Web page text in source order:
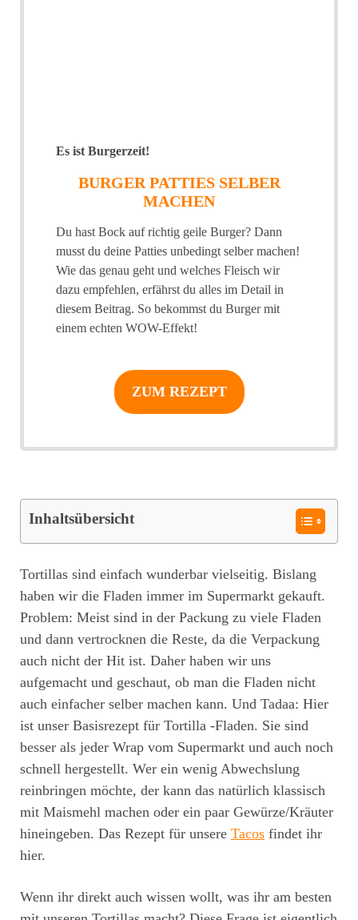
Es ist Burgerzeit!
BURGER PATTIES SELBER
MACHEN
Du hast Bock auf richtig geile Burger? Dann
musst du deine Patties unbedingt selber machen!
Wie das genau geht und welches Fleisch wir
dazu empfehlen, erfährst du alles im Detail in
diesem Beitrag. So bekommst du Burger mit
einem echten WOW-Effekt!
ZUM REZEPT
Inhaltsübersicht
Tortillas sind einfach wunderbar vielseitig. Bislang
haben wir die Fladen immer im Supermarkt gekauft.
Problem: Meist sind in der Packung zu viele Fladen
und dann vertrocknen die Reste, da die Verpackung
auch nicht der Hit ist. Daher haben wir uns
aufgemacht und geschaut, ob man die Fladen nicht
auch einfacher selber machen kann. Und Tadaa: Hier
ist unser Basisrezept für Tortilla -Fladen. Sie sind
besser als jeder Wrap vom Supermarkt und auch noch
schnell hergestellt. Wer ein wenig Abwechslung
reinbringen möchte, der kann das natürlich klassisch
mit Maismehl machen oder ein paar Gewürze/Kräuter
hineingeben. Das Rezept für unsere Tacos findet ihr
hier.
Wenn ihr direkt auch wissen wollt, was ihr am besten